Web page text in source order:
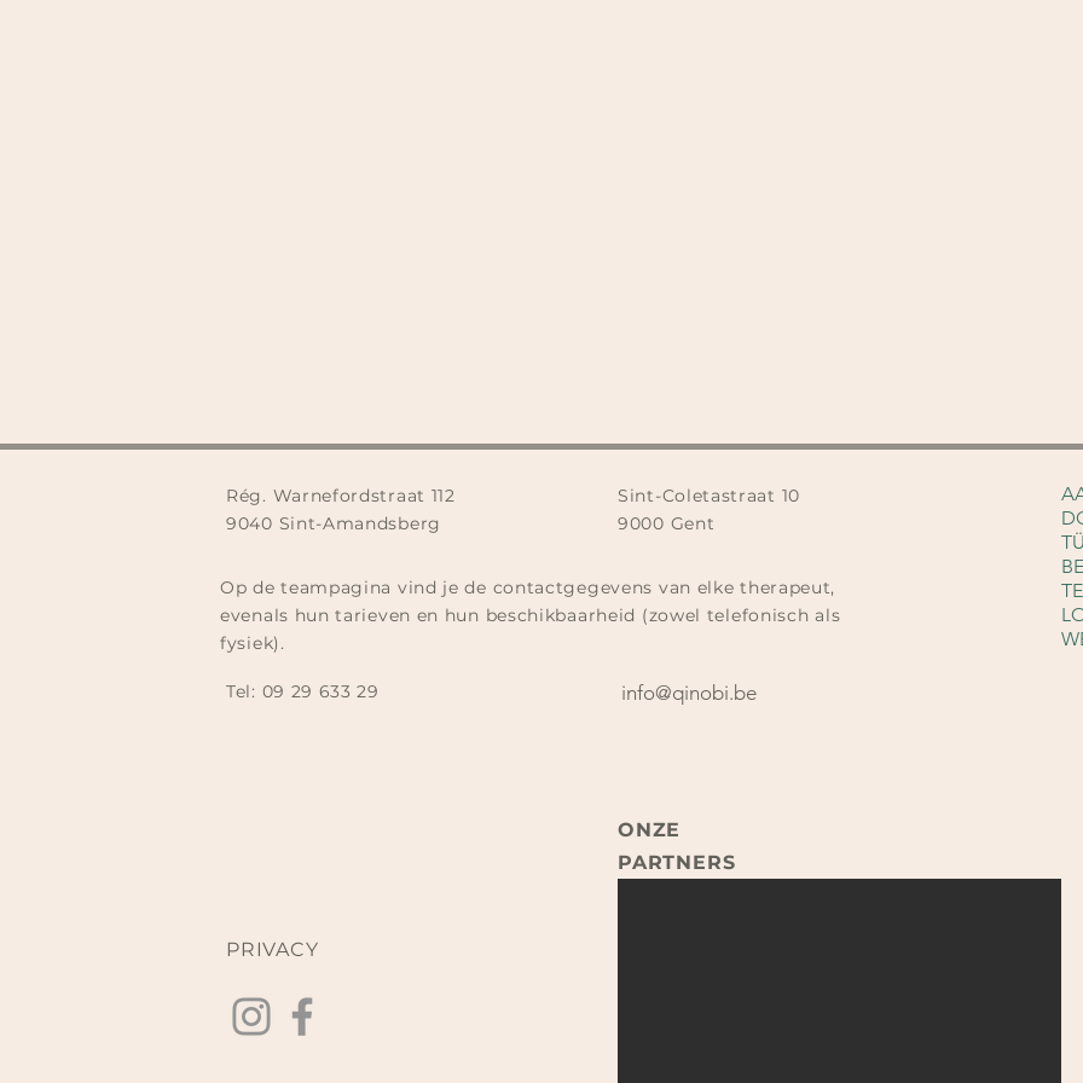
Rég. Warnefordstraat 112
9040 Sint-Amandsberg
Sint-Coletastraat 10
9000 Gent
Op de teampagina vind je de contactgegevens van elke therapeut,
evenals hun tarieven en hun beschikbaarheid (zowel telefonisch als
fysiek).
Tel: 09 29 633 29​ info@qinobi.be
ONZE
PARTNERS
PRIVACY